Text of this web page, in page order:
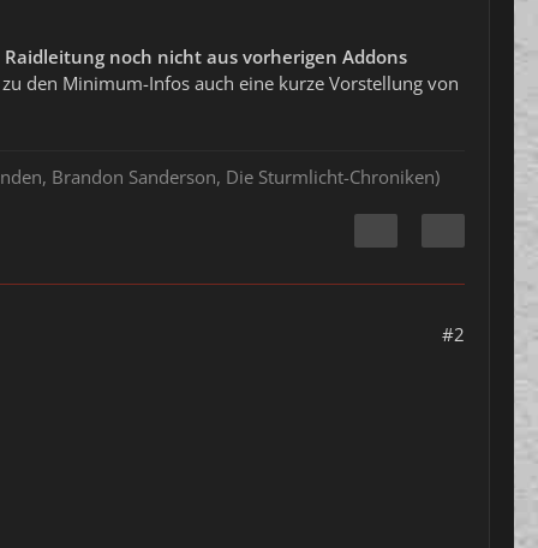
noch nicht aus vorherigen Addons
den Minimum-Infos auch eine kurze Vorstellung von
Brandon Sanderson, Die Sturmlicht-Chroniken)
#2